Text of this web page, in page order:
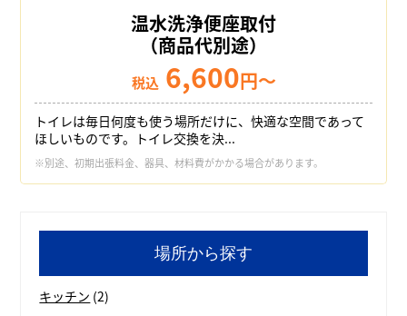
温水洗浄便座取付
（商品代別途）
税込 6,600円～
トイレは毎日何度も使う場所だけに、快適な空間であって
ほしいものです。トイレ交換を決...
※別途、初期出張料金、器具、材料費がかかる場合があります。
場所から探す
キッチン (2)